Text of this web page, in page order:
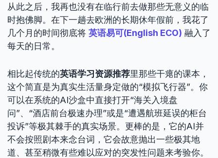
从此之后，我再也没有在临行前去做那些无意义的临
时抱佛脚。在下一趟去欧洲的长期休年假前，我花了
几个月的时间彻底将 英语易可(English ECO) 融入了
每天的日常。
相比起传统的英语学习资源推荐里那些干瘪的课本，
这个简直是为真实生活量身定做的“模拟飞行器”。你
可以在系统的AI沙盒中直接打开“海关入境盘
问”、“酒店前台极速办理”或是“遭遇航班延误的柜台
投诉”等极其棘手的真实场景。更棒的是，它的AI并
不会按照剧本来念台词，它会故意抛出一些极其地
道、甚至稍微有些难以应对的突发性问题来考验你。